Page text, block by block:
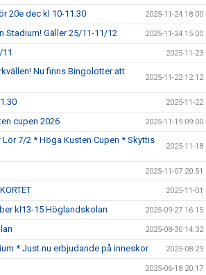
20e dec kl 10-11.30 2025-11-24 18:00
Gäller 25/11-11/12 2025-11-24 15:00
11 2025-11-23
Nu finns Bingolotter att
2025-11-22 12:12
2025-11-22
cupen 2026 2025-11-19 09:00
7/2 * Höga Kusten Cupen * Skyttis
2025-11-18
2025-11-07 20:51
2025-11-01
kl13-15 Höglandskolan 2025-09-27 16:15
2025-08-30 14:32
* Just nu erbjudande på inneskor 2025-08-29
2025-06-18 20:17